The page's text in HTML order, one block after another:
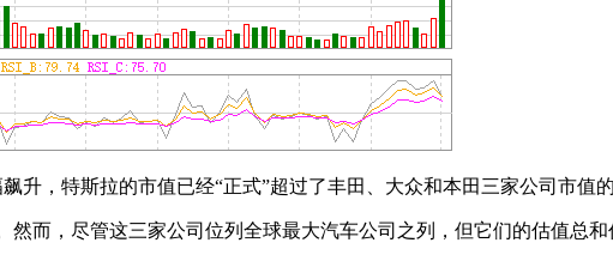
，特斯拉的市值已经“正式”超过了丰田、大众和本田三家公司市值的
而，尽管这三家公司位列全球最大汽车公司之列，但它们的估值总